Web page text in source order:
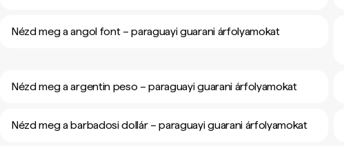
Nézd meg a angol font – paraguayi guarani árfolyamokat
Nézd meg a argentin peso – paraguayi guarani árfolyamokat
Nézd meg a barbadosi dollár – paraguayi guarani árfolyamokat